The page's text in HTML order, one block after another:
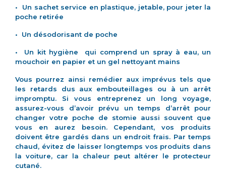
• Un sachet service en plastique, jetable, pour jeter la
poche retirée
• Un désodorisant de poche
• Un kit hygiène qui comprend un spray à eau, un
mouchoir en papier et un gel nettoyant mains
Vous pourrez ainsi remédier aux imprévus tels que
les retards dus aux embouteillages ou à un arrêt
impromptu. Si vous entreprenez un long voyage,
assurez-vous d’avoir prévu un temps d’arrêt pour
changer votre poche de stomie aussi souvent que
vous en aurez besoin. Cependant, vos produits
doivent être gardés dans un endroit frais. Par temps
chaud, évitez de laisser longtemps vos produits dans
la voiture, car la chaleur peut altérer le protecteur
cutané.